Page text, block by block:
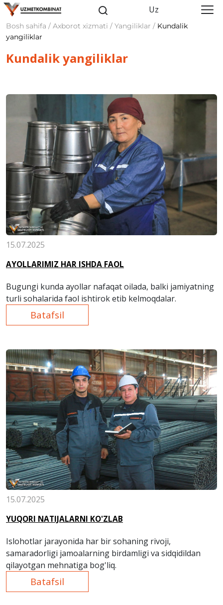
Uz
Bosh sahifa / Axborot xizmati / Yangiliklar / Kundalik
yangiliklar
Kundalik yangiliklar
15.07.2025
AYOLLARIMIZ HAR ISHDA FAOL
Bugungi kunda ayollar nafaqat oilada, balki jamiyatning
turli sohalarida faol ishtirok etib kelmoqdalar.
Batafsil
15.07.2025
YUQORI NATIJALARNI KO'ZLAB
Islohotlar jarayonida har bir sohaning rivoji,
samaradorligi jamoalarning birdamligi va sidqidildan
qilayotgan mehnatiga bog'liq.
Batafsil